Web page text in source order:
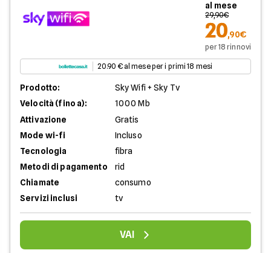
al mese
29,90€
20,90€
per 18 rinnovi
20.90 € al mese per i primi 18 mesi
Prodotto:
Sky Wifi + Sky Tv
Velocità (fino a):
1000 Mb
Attivazione
Gratis
Mode wi-fi
Incluso
Tecnologia
fibra
Metodi di pagamento
rid
Chiamate
consumo
Servizi inclusi
tv
VAI